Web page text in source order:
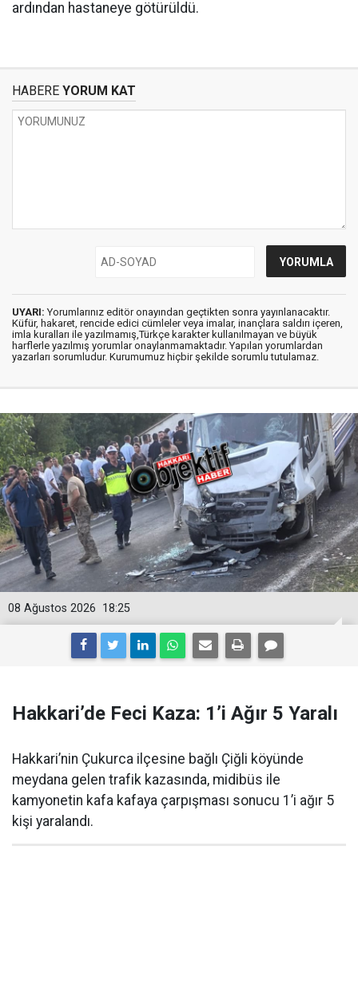
ardından hastaneye götürüldü.
HABERE YORUM KAT
UYARI: Yorumlarınız editör onayından geçtikten sonra yayınlanacaktır.
Küfür, hakaret, rencide edici cümleler veya imalar, inançlara saldırı içeren,
imla kuralları ile yazılmamış,Türkçe karakter kullanılmayan ve büyük
harflerle yazılmış yorumlar onaylanmamaktadır. Yapılan yorumlardan
yazarları sorumludur. Kurumumuz hiçbir şekilde sorumlu tutulamaz.
18:25
08 Ağustos 2026
Hakkari’de Feci Kaza: 1’i Ağır 5 Yaralı
Hakkari’nin Çukurca ilçesine bağlı Çiğli köyünde
meydana gelen trafik kazasında, midibüs ile
kamyonetin kafa kafaya çarpışması sonucu 1’i ağır 5
kişi yaralandı.